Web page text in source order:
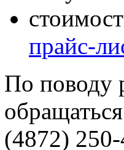
прайс-
По поводу
(4872)